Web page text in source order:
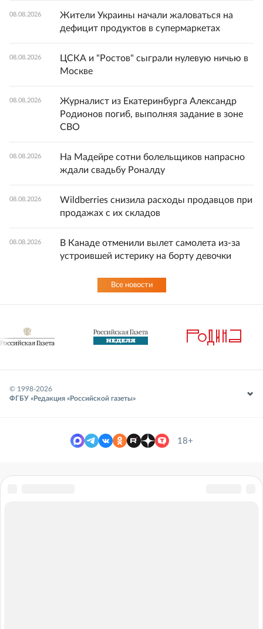
08.08.2026
Жители Украины начали жаловаться на
дефицит продуктов в супермаркетах
08.08.2026
ЦСКА и "Ростов" сыграли нулевую ничью в
Москве
08.08.2026
Журналист из Екатеринбурга Александр
Родионов погиб, выполняя задание в зоне
СВО
08.08.2026
На Мадейре сотни болельщиков напрасно
ждали свадьбу Роналду
08.08.2026
Wildberries снизила расходы продавцов при
продажах с их складов
08.08.2026
В Канаде отменили вылет самолета из-за
устроившей истерику на борту девочки
Все новости
© 1998-2026
ФГБУ «Редакция «Российской газеты»
18+